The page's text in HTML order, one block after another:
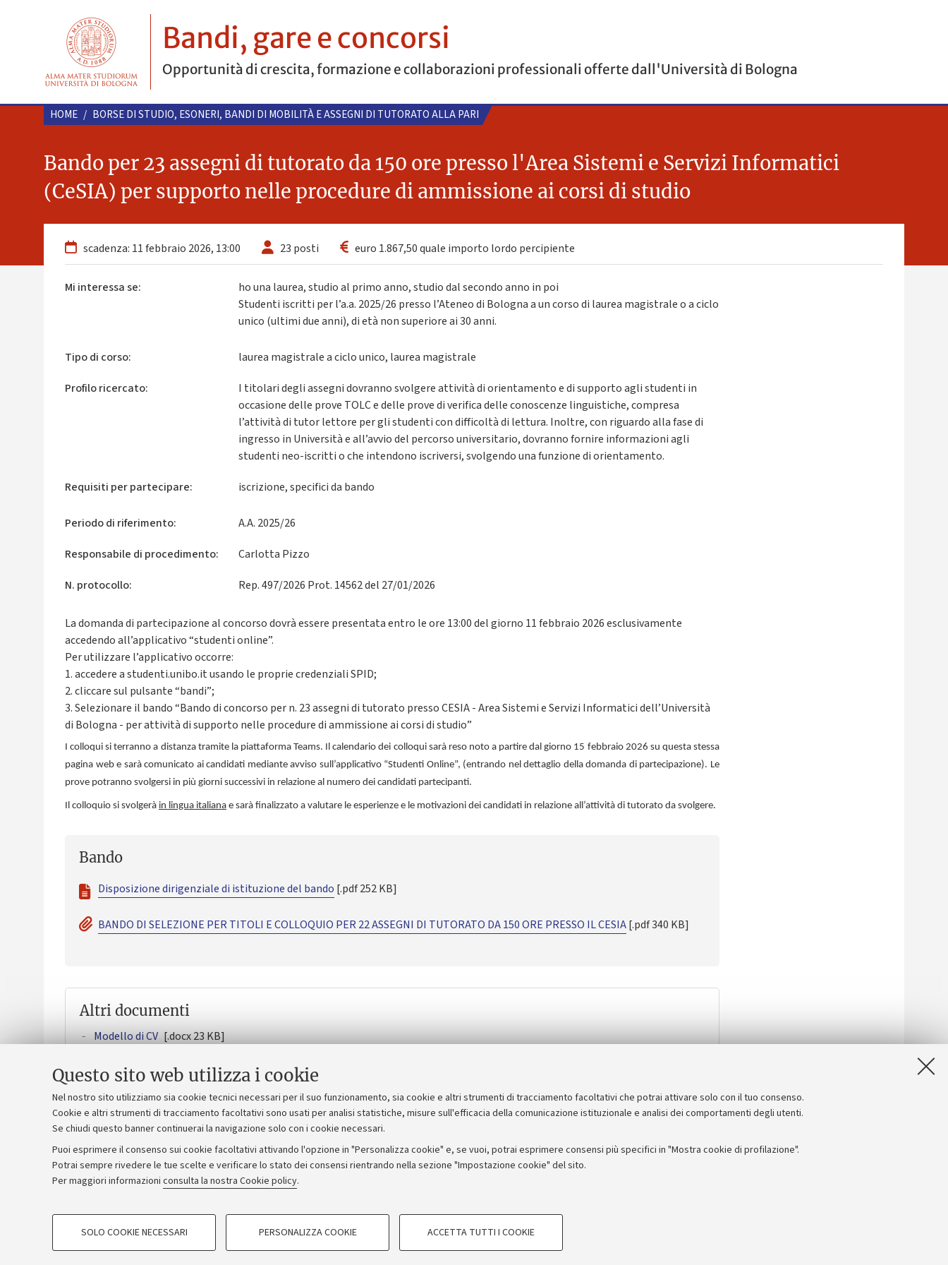
Questo sito web utilizza i cookie
Nel nostro sito utilizziamo sia cookie tecnici necessari per il suo funzionamento, sia cookie e altri strumenti di tracciamento facoltativi che potrai attivare solo con il tuo consenso.
Cookie e altri strumenti di tracciamento facoltativi sono usati per analisi statistiche, misure sull'efficacia della comunicazione istituzionale e analisi dei comportamenti degli utenti.
Se chiudi questo banner continuerai la navigazione solo con i cookie necessari.
Puoi esprimere il consenso sui cookie facoltativi attivando l'opzione in "Personalizza cookie" e, se vuoi, potrai esprimere consensi più specifici in "Mostra cookie di profilazione".
Potrai sempre rivedere le tue scelte e verificare lo stato dei consensi rientrando nella sezione "Impostazione cookie" del sito.
Per maggiori informazioni consulta la nostra Cookie policy.
COOKIE DI PROFILAZIONE - FACOLTATIVI COOKIE TECNICI - NECESSARI
SOLO COOKIE NECESSARI PERSONALIZZA COOKIE ACCETTA TUTTI I COOKIE
Bandi, gare e concorsi
Opportunità di crescita, formazione e collaborazioni professionali offerte dall'Università di Bologna
HOME / BORSE DI STUDIO, ESONERI, BANDI DI MOBILITÀ E ASSEGNI DI TUTORATO ALLA PARI
Bando per 23 assegni di tutorato da 150 ore presso l'Area Sistemi e Servizi Informatici
(CeSIA) per supporto nelle procedure di ammissione ai corsi di studio
scadenza: 11 febbraio 2026, 13:00 23 posti euro 1.867,50 quale importo lordo percipiente
Mi interessa se:
ho una laurea, studio al primo anno, studio dal secondo anno in poi
Studenti iscritti per l’a.a. 2025/26 presso l’Ateneo di Bologna a un corso di laurea magistrale o a ciclo
unico (ultimi due anni), di età non superiore ai 30 anni.
Tipo di corso:
laurea magistrale a ciclo unico, laurea magistrale
Profilo ricercato:
I titolari degli assegni dovranno svolgere attività di orientamento e di supporto agli studenti in
occasione delle prove TOLC e delle prove di verifica delle conoscenze linguistiche, compresa
l’attività di tutor lettore per gli studenti con difficoltà di lettura. Inoltre, con riguardo alla fase di
ingresso in Università e all’avvio del percorso universitario, dovranno fornire informazioni agli
studenti neo-iscritti o che intendono iscriversi, svolgendo una funzione di orientamento.
Requisiti per partecipare:
iscrizione, specifici da bando
Periodo di riferimento:
A.A. 2025/26
Responsabile di procedimento:
Carlotta Pizzo
N. protocollo:
Rep. 497/2026 Prot. 14562 del 27/01/2026
La domanda di partecipazione al concorso dovrà essere presentata entro le ore 13:00 del giorno 11 febbraio 2026 esclusivamente
accedendo all’applicativo “studenti online”.
Per utilizzare l’applicativo occorre:
1. accedere a studenti.unibo.it usando le proprie credenziali SPID;
2. cliccare sul pulsante “bandi”;
3. Selezionare il bando “Bando di concorso per n. 23 assegni di tutorato presso CESIA - Area Sistemi e Servizi Informatici dell’Università
di Bologna - per attività di supporto nelle procedure di ammissione ai corsi di studio”
I colloqui si terranno a distanza tramite la piattaforma Teams. Il calendario dei colloqui sarà reso noto a partire dal giorno 15 febbraio 2026 su questa stessa
pagina web e sarà comunicato ai candidati mediante avviso sull’applicativo “Studenti Online”, (entrando nel dettaglio della domanda di partecipazione). Le
prove potranno svolgersi in più giorni successivi in relazione al numero dei candidati partecipanti.
Il colloquio si svolgerà in lingua italiana e sarà finalizzato a valutare le esperienze e le motivazioni dei candidati in relazione all’attività di tutorato da svolgere.
Bando
Disposizione dirigenziale di istituzione del bando [.pdf 252 KB]
BANDO DI SELEZIONE PER TITOLI E COLLOQUIO PER 22 ASSEGNI DI TUTORATO DA 150 ORE PRESSO IL CESIA[.pdf 340 KB]
Altri documenti
Modello di CV [.docx 23 KB]
I candidati che non si trovano nel calendario non sono stati ammessi alla selezione e possono verificare su SOL la motivazione.
Privacy Note legali Amministrazione trasparente NormAteneo
©Copyright 2024 - ALMA MATER STUDIORUM - Università di Bologna - Via Zamboni, 33 - 40126 Bologna - PI: 01131710376 - CF: 80007010376